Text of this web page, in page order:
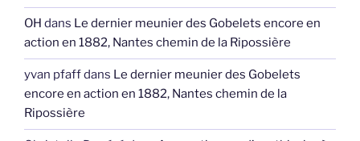
OH dans Le dernier meunier des Gobelets encore en
action en 1882, Nantes chemin de la Ripossière
yvan pfaffdans Le dernier meunier des Gobelets
encore en action en 1882, Nantes chemin de la
Ripossière